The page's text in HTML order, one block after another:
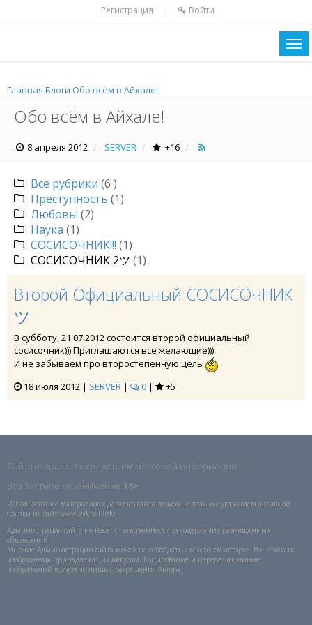
Регистрация Войти
Главная Блоги Обо всём в Айхале!
Обо всём в Айхале!
8 апреля 2012 SERVER +16
Все рубрики (6 )
Преступность (1)
Любовь! (2)
Наука (1)
СОСИСОЧНИК!!! (1)
СОСИСОЧНИК 2ツ (1)
Второй Официальный СОСИСОЧНИК
ツ
В субботу, 21.07.2012 состоится второй официальный
сосисочник))) Приглашаются все желающие)))
И не забываем про второстепенную цель
18 июля 2012 | SERVER | 0 | +5
Сайт не является средством массовой информации.
Возрастное ограничение 18+
Использование материалов с данного сайта возможно только с указанием активной
ссылки на сайт www.aykhal.info
Администрация сайта не несет ответственности за содержание размещенных
объявлений.
Мнение Администрации сайта может не совпадать с мнением авторов. Все права на
изображения принадлежат их Авторам. Копирование и перепечатывание
изображений возможно лишь с разрешения Автора.